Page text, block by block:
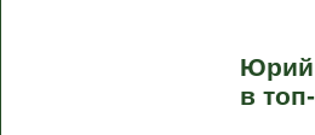
Юрий
в